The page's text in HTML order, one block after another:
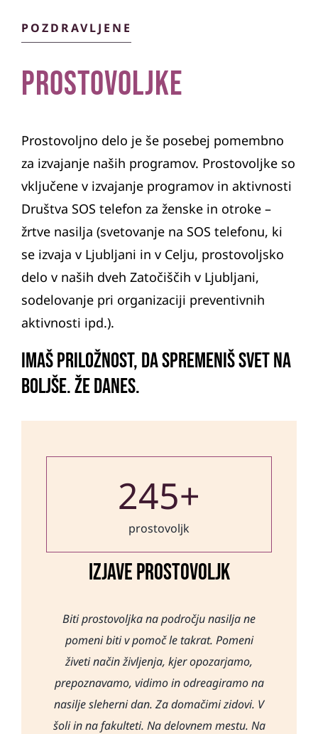
POZDRAVLJENE
prostovoljke
Prostovoljno delo je še posebej pomembno
za izvajanje naših programov. Prostovoljke so
vključene v izvajanje programov in aktivnosti
Društva SOS telefon za ženske in otroke –
žrtve nasilja (svetovanje na SOS telefonu, ki
se izvaja v Ljubljani in v Celju, prostovoljsko
delo v naših dveh Zatočiščih v Ljubljani,
sodelovanje pri organizaciji preventivnih
aktivnosti ipd.).
Imaš priložnost, da spremeniš svet na
boljše. Že danes.
245+
prostovoljk
Izjave prostovoljk
Biti prostovoljka na področju nasilja ne
pomeni biti v pomoč le takrat. Pomeni
živeti način življenja, kjer opozarjamo,
prepoznavamo, vidimo in odreagiramo na
nasilje sleherni dan. Za domačimi zidovi. V
šoli in na fakulteti. Na delovnem mestu. Na
To delo je zahtevno in polno izzivov, a
hkrati zelo nagrajujoče, daje mi smisel in
pomen, saj z njim prispevam k družbenim
spremembam.
Besede se nas dotaknejo, saj v celoti
razkrivajo, kako pomembno je žrtvam stati
ob strani, jim verjeti v trenutku, ko to
najbolj potrebujejo, jih spremljati na
institucije in se za njih postaviti, jih
notranje krepiti, da začnejo ponovno